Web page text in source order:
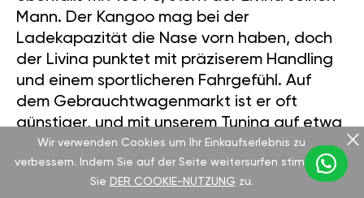
Mann. Der Kangoo mag bei der
Ladekapazität die Nase vorn haben, doch
der Livina punktet mit präziserem Handling
und einem sportlicheren Fahrgefühl. Auf
dem Gebrauchtwagenmarkt ist er oft
günstiger, und mit unserem Tuning auf etwa
136 PS lässt er den Kangoo hinter sich. Wer
möchte nicht diesen zusätzlichen Schub?
Wir verwenden Cookies um Ihr Einkaufserlebnis zu
verbessern. Indem Sie auf der Seite weitersurfen stimmen
Sie DER COOKIE-NUTZUNG zu.